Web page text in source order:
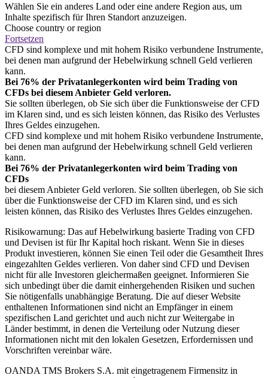
Wählen Sie ein anderes Land oder eine andere Region aus, um
Inhalte spezifisch für Ihren Standort anzuzeigen.
Choose country or region
Fortsetzen
CFD sind komplexe und mit hohem Risiko verbundene Instrumente,
bei denen man aufgrund der Hebelwirkung schnell Geld verlieren
kann.
Bei 76% der Privatanlegerkonten wird beim Trading von
CFDs bei diesem Anbieter Geld verloren.
Sie sollten überlegen, ob Sie sich über die Funktionsweise der CFD
im Klaren sind, und es sich leisten können, das Risiko des Verlustes
Ihres Geldes einzugehen.
CFD sind komplexe und mit hohem Risiko verbundene Instrumente,
bei denen man aufgrund der Hebelwirkung schnell Geld verlieren
kann.
Bei 76% der Privatanlegerkonten wird beim Trading von
CFDs
bei diesem Anbieter Geld verloren. Sie sollten überlegen, ob Sie sich
über die Funktionsweise der CFD im Klaren sind, und es sich
leisten können, das Risiko des Verlustes Ihres Geldes einzugehen.
Risikowarnung: Das auf Hebelwirkung basierte Trading von CFD
und Devisen ist für Ihr Kapital hoch riskant. Wenn Sie in dieses
Produkt investieren, können Sie einen Teil oder die Gesamtheit Ihres
eingezahlten Geldes verlieren. Von daher sind CFD und Devisen
nicht für alle Investoren gleichermaßen geeignet. Informieren Sie
sich unbedingt über die damit einhergehenden Risiken und suchen
Sie nötigenfalls unabhängige Beratung. Die auf dieser Website
enthaltenen Informationen sind nicht an Empfänger in einem
spezifischen Land gerichtet und auch nicht zur Weitergabe in
Länder bestimmt, in denen die Verteilung oder Nutzung dieser
Informationen nicht mit den lokalen Gesetzen, Erfordernissen und
Vorschriften vereinbar wäre.
OANDA TMS Brokers S.A. mit eingetragenem Firmensitz in